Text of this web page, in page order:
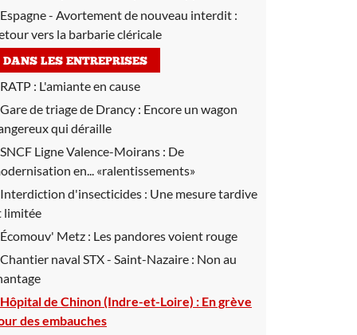
Espagne - Avortement de nouveau interdit :
vers la barbarie cléricale
DANS LES ENTREPRISES
RATP : L'amiante en cause
Gare de triage de Drancy : Encore un wagon
qui déraille
SNCF Ligne Valence-Moirans : De
en... «ralentissements»
Interdiction d'insecticides : Une mesure tardive
limitée
Écomouv' Metz : Les pandores voient rouge
Chantier naval STX - Saint-Nazaire : Non au
Hôpital de Chinon (Indre-et-Loire) : En grève
des embauches